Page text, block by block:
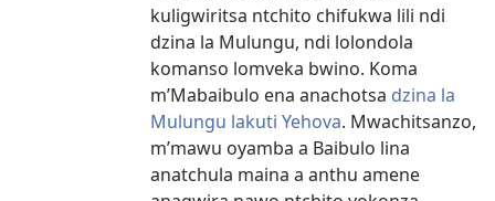
kuligwiritsa ntchito chifukwa lili ndi
dzina la Mulungu, ndi lolondola
komanso lomveka bwino. Koma
m’Mabaibulo ena anachotsa dzina la
Mulungu lakuti Yehova. Mwachitsanzo,
m’mawu oyamba a Baibulo lina
anatchula maina a anthu amene